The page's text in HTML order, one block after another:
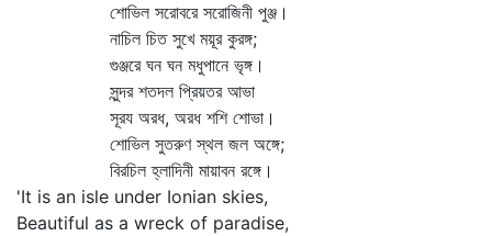
শোভিল সরোবরে সরোজিনী পুঞ্জ।
নাচিল চিত সুখে ময়ূর কুরঙ্গ;
গুঞ্জরে ঘন ঘন মধুপানে ভৃঙ্গ।
সুন্দর শতদল প্রিয়তর আভা
সূরয অরধ, অরধ শশি শোভা।
শোভিল সুতরুণ স্থল জল অঙ্গে;
বিরচিল হ্লাদিনী মায়াবন রঙ্গে।
'It is an isle under Ionian skies,
Beautiful as a wreck of paradise,